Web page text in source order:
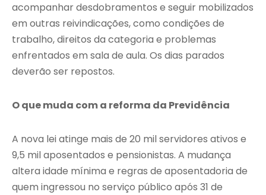
acompanhar desdobramentos e seguir mobilizados
em outras reivindicações, como condições de
trabalho, direitos da categoria e problemas
enfrentados em sala de aula. Os dias parados
deverão ser repostos.
O que muda com a reforma da Previdência
A nova lei atinge mais de 20 mil servidores ativos e
9,5 mil aposentados e pensionistas. A mudança
altera idade mínima e regras de aposentadoria de
quem ingressou no serviço público após 31 de